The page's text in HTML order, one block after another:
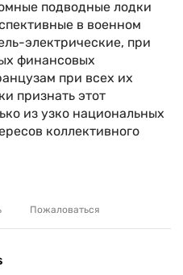
подводные лодки
в военном
электрические, при
финансовых
при всех их
признать этот
из узко национальных
коллективного
Пожаловаться